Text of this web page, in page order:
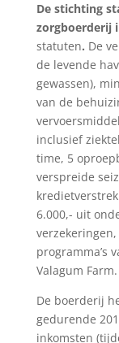
De stichting
zorgboerderij
statuten. De
de levende
gewassen),
van de
inclusief
time, 5
verspreide
6.000,- uit
programma’s
Valagum Farm.
De boerderij
gedurende
inkomsten